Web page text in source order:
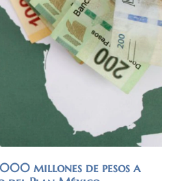
millones de pesos a